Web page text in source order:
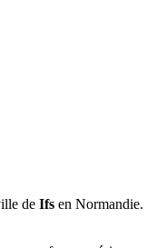
de Ifs en Normandie.